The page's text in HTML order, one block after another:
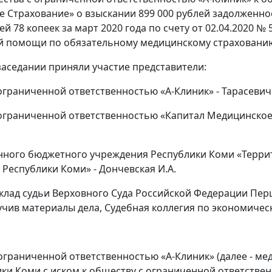
о взыскании 899 000 рублей
78 копеек за март 2020 года по счету от 02.04.2020
помощи по обязательному медицинскому
приняли участие представители:
ответственностью «А-Клиник» -
ответственностью «Капитал
бюджетного учреждения Республики Коми
Республики Коми» - Дончевская И.А.
судьи Верховного Суда Российской Федерации
материалы дела, Судебная коллегия по
ответственностью «А-Клиник» (далее -